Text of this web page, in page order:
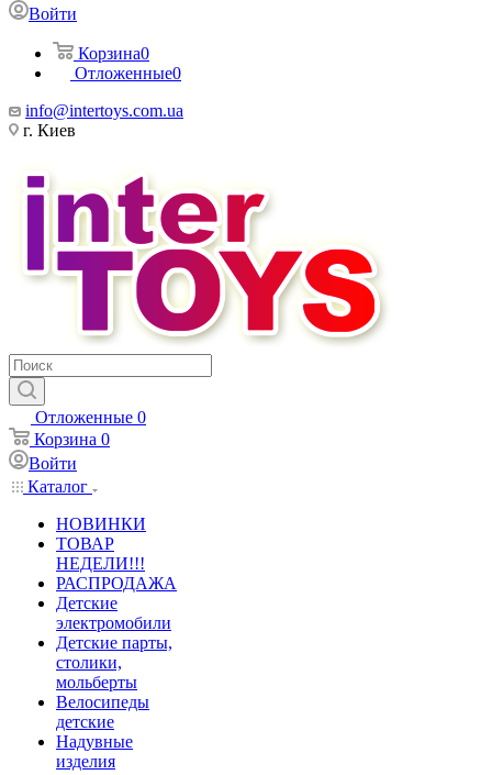
Войти
Корзина0
Отложенные0
info@intertoys.com.ua
г. Киев
Отложенные 0
Корзина 0
Войти
Каталог
НОВИНКИ
ТОВАР
НЕДЕЛИ!!!
РАСПРОДАЖА
Детские
электромобили
Детские парты,
столики,
мольберты
Велосипеды
детские
Надувные
изделия